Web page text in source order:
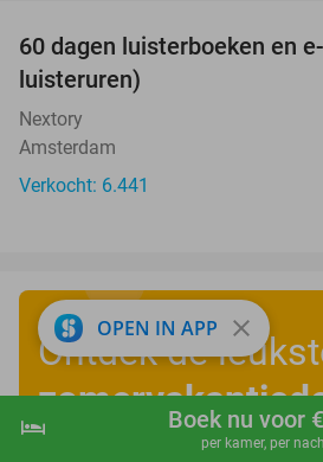
shopping_cart Boek nu
hotel Boek nu voor
per kamer, per
60 dagen luisterboeken en
luisteruren)
Nextory
Amsterdam
Verkocht: 6.441
Ontdek de
OPEN IN APP close